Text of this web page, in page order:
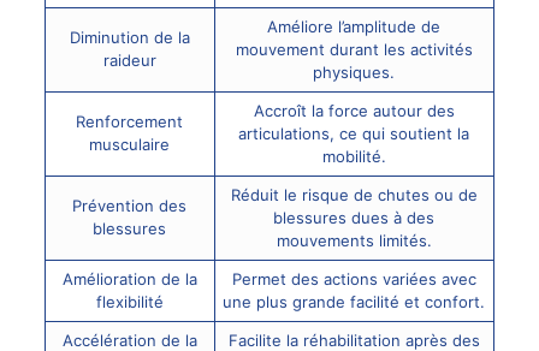
Diminution de la
raideur
Améliore l’amplitude de
mouvement durant les activités
physiques.
Renforcement
musculaire
Accroît la force autour des
articulations, ce qui soutient la
mobilité.
Prévention des
blessures
Réduit le risque de chutes ou de
blessures dues à des
mouvements limités.
Amélioration de la
flexibilité
Permet des actions variées avec
une plus grande facilité et confort.
Accélération de la
Facilite la réhabilitation après des